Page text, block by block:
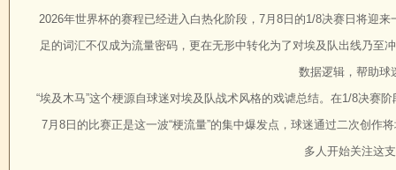
2026年世界杯的赛程已经进入白热化阶段，7月8日的1/8决赛日将迎
足的词汇不仅成为流量密码，更在无形中转化为了对埃及队出线乃至
数据逻辑，帮助球
“埃及木马”这个梗源自球迷对埃及队战术风格的戏谑总结。在1/8决赛
7月8日的比赛正是这一波“梗流量”的集中爆发点，球迷通过二次创
多人开始关注这